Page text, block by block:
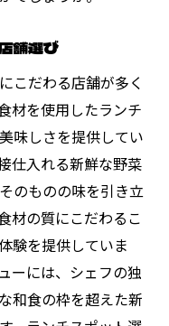
舗選び
こだわる店舗が多く
材を使用したランチ
味しさを提供してい
仕入れる新鮮な野菜
のものの味を引き立
材の質にこだわるこ
験を提供していま
ーには、シェフの独
和食の枠を超えた新